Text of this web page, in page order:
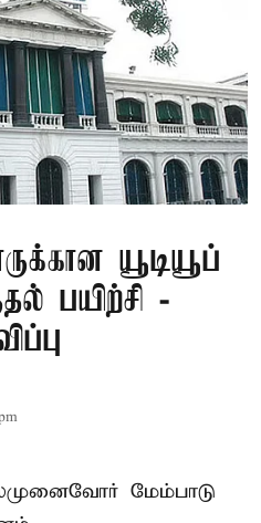
யூடியூப்
பயிற்சி -
மேம்பாடு